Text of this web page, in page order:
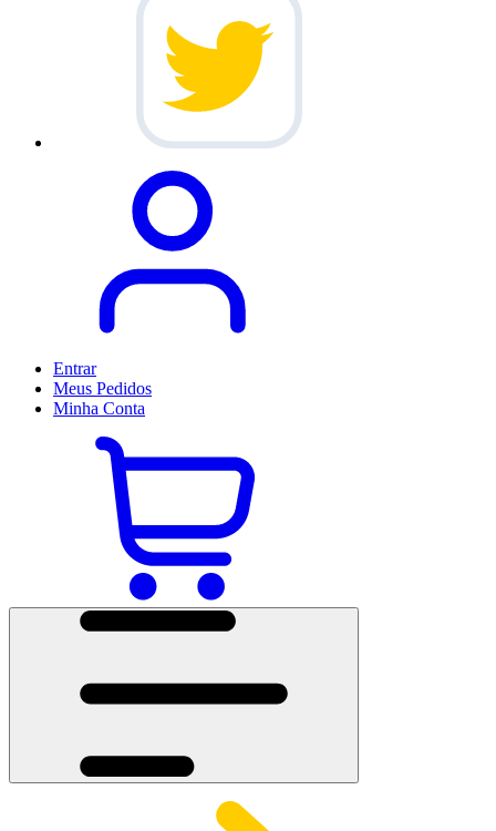
Entrar
Meus Pedidos
Minha Conta